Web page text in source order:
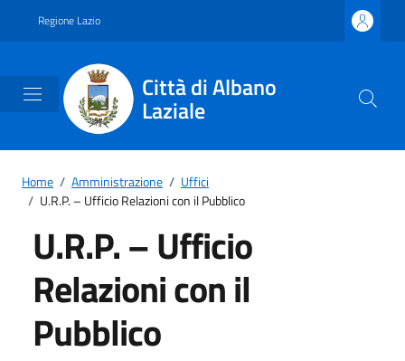
Regione Lazio
Città di Albano
Laziale
Home / Amministrazione / Uffici
/ U.R.P. – Ufficio Relazioni con il Pubblico
U.R.P. – Ufficio
Relazioni con il
Pubblico